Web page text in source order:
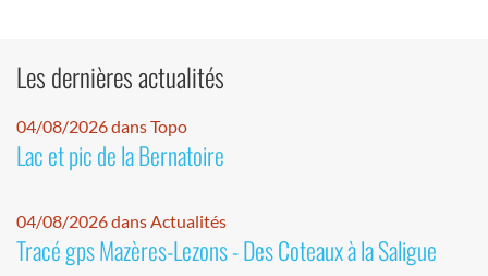
Les dernières actualités
04/08/2026 dans Topo
Lac et pic de la Bernatoire
04/08/2026 dans Actualités
Tracé gps Mazères-Lezons - Des Coteaux à la Saligue